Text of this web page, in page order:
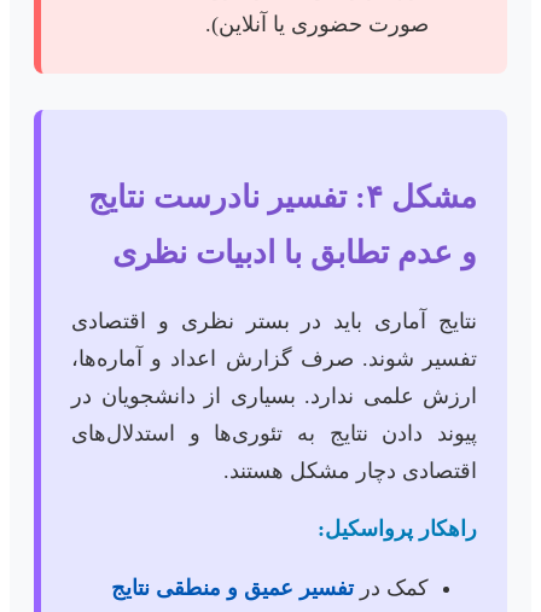
صورت حضوری یا آنلاین).
مشکل ۴: تفسیر نادرست نتایج
و عدم تطابق با ادبیات نظری
نتایج آماری باید در بستر نظری و اقتصادی
تفسیر شوند. صرف گزارش اعداد و آماره‌ها،
ارزش علمی ندارد. بسیاری از دانشجویان در
پیوند دادن نتایج به تئوری‌ها و استدلال‌های
اقتصادی دچار مشکل هستند.
راهکار پرواسکیل:
کمک درتفسیر عمیق و منطقی نتایج